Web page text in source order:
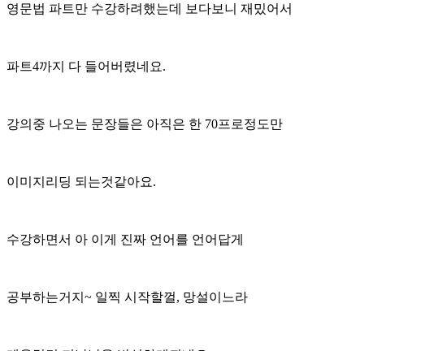
영문법 파트만 수강하려했는데 보다보니 재밌어서
파트4까지 다 들어버렸네요.
강의중 나오는 문장들은 아직은 한 70프로정도만
이미지리딩 되는것같아요.
수강하면서 아 이게 진짜 언어를 언어답게
공부하는거지~ 일찍 시작할껄, 망설이느라